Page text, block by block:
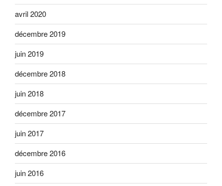
avril 2020
décembre 2019
juin 2019
décembre 2018
juin 2018
décembre 2017
juin 2017
décembre 2016
juin 2016